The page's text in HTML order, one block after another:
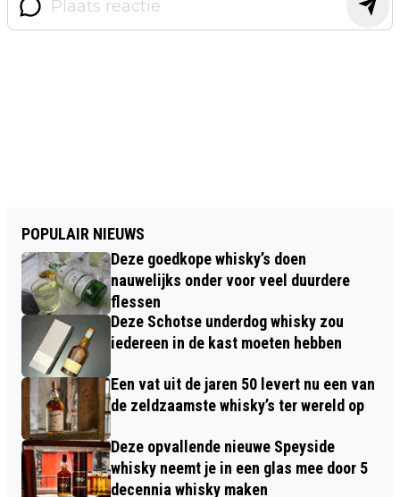
POPULAIR NIEUWS
Deze goedkope whisky’s doen
nauwelijks onder voor veel duurdere
flessen
Deze Schotse underdog whisky zou
iedereen in de kast moeten hebben
Een vat uit de jaren 50 levert nu een van
de zeldzaamste whisky’s ter wereld op
Deze opvallende nieuwe Speyside
whisky neemt je in een glas mee door 5
decennia whisky maken